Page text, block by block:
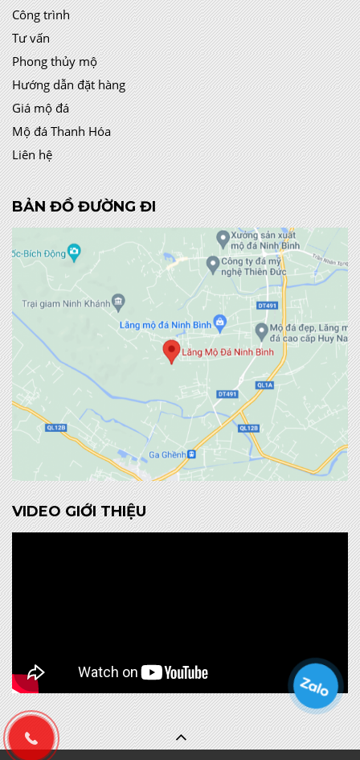
Công trình
Tư vấn
Phong thủy mộ
Hướng dẫn đặt hàng
Giá mộ đá
Mộ đá Thanh Hóa
Liên hệ
BẢN ĐỒ ĐƯỜNG ĐI
VIDEO GIỚI THIỆU